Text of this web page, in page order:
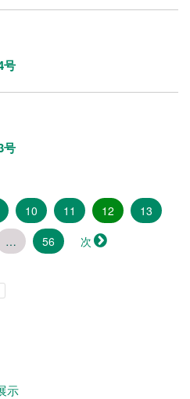
号
号
10 11 12（こ
の
13
… 56 次
示